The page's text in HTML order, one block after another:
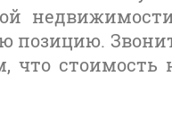
позицию.
что